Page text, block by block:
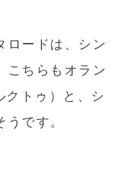
ロードは、シン
こちらもオラン
トゥ）と、シ
です。